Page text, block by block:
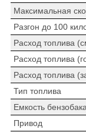
Максимальная
Разгон до 100
Расход топлива
Расход топлива
Расход топлива
Тип топлива
Емкость
Привод